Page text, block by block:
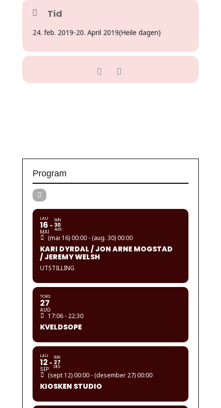
Tid
24. feb. 2019-20. April 2019(Heile dagen)
Program
LAU
16
MAI
SUN
30
AUG
(mai 16) 00:00 - (aug. 30) 00:00
KARI DYRDAL / JON ARNE MOGSTAD
/ JEREMY WELSH
UTSTILLING
TORS
27
AUG
17:06 - 22:30
KVELDSOPE
LAU
12
SEP
SUN
27
DES
(sept 12) 00:00 - (desember 27) 00:00
KIOSKEN STUDIO